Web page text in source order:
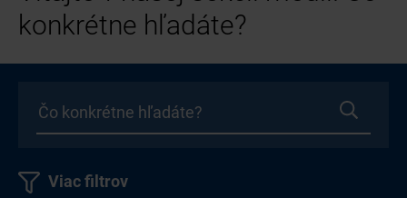
konkrétne hľadáte?
Viac filtrov